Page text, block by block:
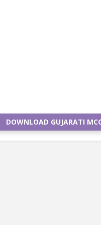
DOWNLOAD GUJARATI